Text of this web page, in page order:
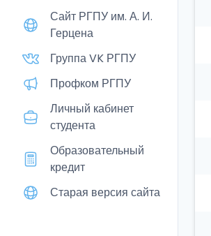
Сайт РГПУ им. А. И.
Герцена
Группа VK РГПУ
Профком РГПУ
Личный кабинет
студента
Образовательный
кредит
Старая версия сайта